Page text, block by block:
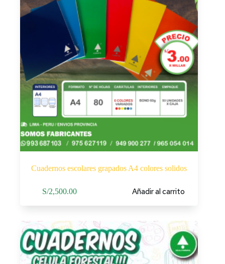
Cuadernos escolares grapados A4 colores solidos
S/2,500.00 Añadir al carrito